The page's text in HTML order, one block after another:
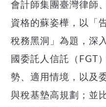
會計師集團臺灣律師
資格的蘇姿樺，以「
稅務黑洞」為題，深
國委託人信託（FGT
勢、適用情境，以及
與稅基墊高規劃；並